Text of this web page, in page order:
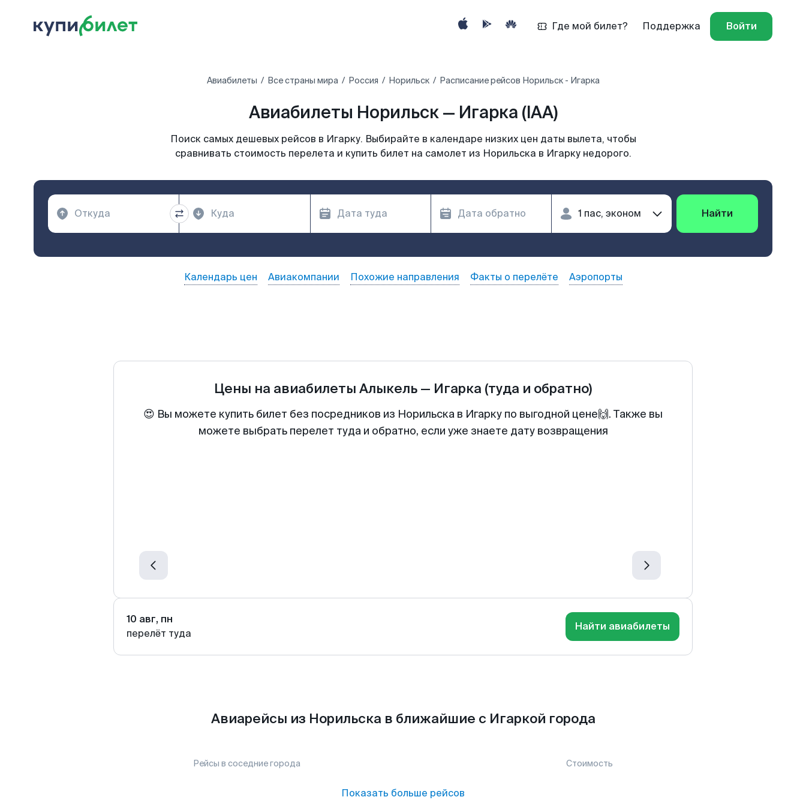
Где мой билет? Поддержка Войти
Авиабилеты Все страны мира Россия Норильск Расписание рейсов Норильск - Игарка
Авиабилеты Норильск — Игарка (IAA)
Поиск самых дешевых рейсов в Игарку. Выбирайте в календаре низких цен даты вылета, чтобы
сравнивать стоимость перелета и купить билет на самолет из Норильска в Игарку недорого.
Найти
Календарь цен Авиакомпании Похожие направления Факты о перелёте Аэропорты
Цены на авиабилеты Алыкель — Игарка (туда и обратно)
😍 Вы можете купить билет без посредников из Норильска в Игарку по выгодной цене🙌. Также вы
можете выбрать перелет туда и обратно, если уже знаете дату возвращения
10 авг, пн
перелёт туда
Найти авиабилеты
Авиарейсы из Норильска в ближайшие с Игаркой города
Рейсы в соседние города Стоимость
Показать больше рейсов